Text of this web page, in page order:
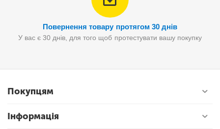
Повернення товару протягом 30 днів
У вас є 30 днів, для того щоб протестувати вашу покупку
Покупцям
Інформація